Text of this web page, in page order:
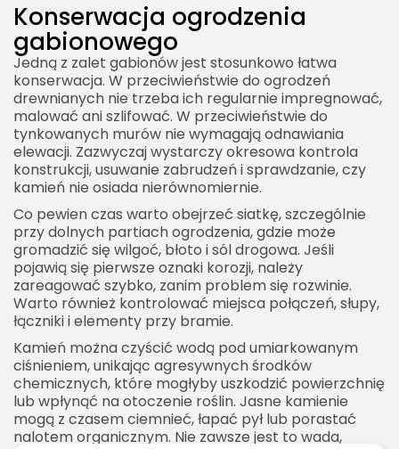
2026 Akademia Internetu Wszelkie prawa
zastrzeżone. Treści umieszczone na stronie
chronione są prawem autorskim.
Konserwacja ogrodzenia
gabionowego
Jedną z zalet gabionów jest stosunkowo łatwa
konserwacja. W przeciwieństwie do ogrodzeń
drewnianych nie trzeba ich regularnie impregnować,
malować ani szlifować. W przeciwieństwie do
tynkowanych murów nie wymagają odnawiania
elewacji. Zazwyczaj wystarczy okresowa kontrola
konstrukcji, usuwanie zabrudzeń i sprawdzanie, czy
kamień nie osiada nierównomiernie.
Co pewien czas warto obejrzeć siatkę, szczególnie
przy dolnych partiach ogrodzenia, gdzie może
gromadzić się wilgoć, błoto i sól drogowa. Jeśli
pojawią się pierwsze oznaki korozji, należy
zareagować szybko, zanim problem się rozwinie.
Warto również kontrolować miejsca połączeń, słupy,
łączniki i elementy przy bramie.
Kamień można czyścić wodą pod umiarkowanym
ciśnieniem, unikając agresywnych środków
chemicznych, które mogłyby uszkodzić powierzchnię
lub wpłynąć na otoczenie roślin. Jasne kamienie
mogą z czasem ciemnieć, łapać pył lub porastać
nalotem organicznym. Nie zawsze jest to wada,